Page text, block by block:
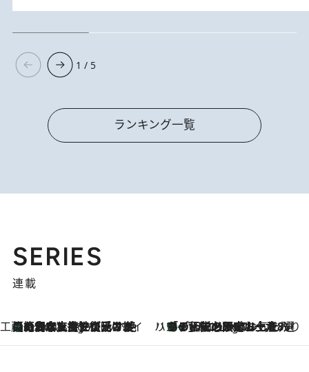
1 / 5
ランキング一覧
SERIES
連載
工藤まやのおもてなしハワイ
6 Hours Ago
【ハワイ土産】ローカルの絶大な支持で復活！ 絶品の幻クッキー《元ファンの日本人女性が受け継いだ名店》 ハワイ賢者 リサのお気に入りリスト6 Hours Ago
あの伝説の限定トートも！ リニューアルした「ディーン＆デルーカ ハワイ」で必須のお土産8選